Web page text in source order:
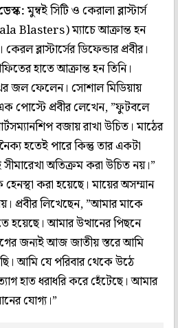
মুম্বই সিটি ও কেরালা ব্লাস্টার্স
Blasters) ম্যাচে আক্রান্ত হন
ব্লাস্টার্সের ডিফেন্ডার প্রবীর।
হাতে আক্রান্ত হন তিনি।
জল ফেলেন। সোশাল মিডিয়ায়
এক পোস্টে প্রবীর লেখেন, ”ফুটবলে
বজায় রাখা উচিত। মাঠের
হতেই পারে কিন্তু তার একটা
অতিক্রম করা উচিত নয়।”
করা হয়েছে। মায়ের অসম্মান
প্রবীর লিখেছেন, ”আমার মাকে
হয়েছে। আমার উত্থানের পিছনে
জন্যই আজ জাতীয় স্তরে আমি
আমি যে পরিবার থেকে উঠে
হাত ধরাধরি করে হেঁটেছে। আমার
যোগ্য।”